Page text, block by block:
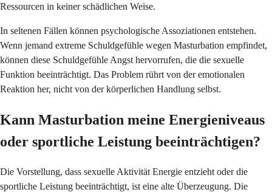
Ressourcen in keiner schädlichen Weise.
In seltenen Fällen können psychologische Assoziationen entstehen.
Wenn jemand extreme Schuldgefühle wegen Masturbation empfindet,
können diese Schuldgefühle Angst hervorrufen, die die sexuelle
Funktion beeinträchtigt. Das Problem rührt von der emotionalen
Reaktion her, nicht von der körperlichen Handlung selbst.
Kann Masturbation meine Energieniveaus
oder sportliche Leistung beeinträchtigen?
Die Vorstellung, dass sexuelle Aktivität Energie entzieht oder die
sportliche Leistung beeinträchtigt, ist eine alte Überzeugung. Die